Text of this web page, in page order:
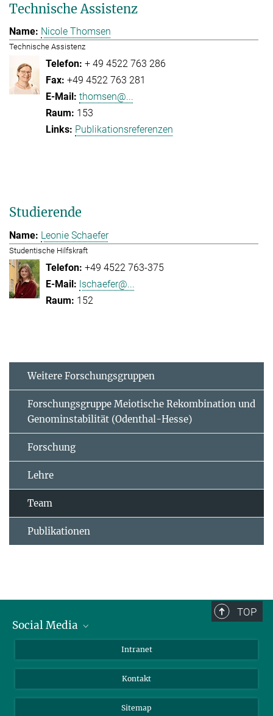
Technische Assistenz
Nicole Thomsen
Technische Assistenz
+ 49 4522 763 286
+49 4522 763 281
thomsen@...
153
Publikationsreferenzen
Studierende
Leonie Schaefer
Studentische Hilfskraft
+49 4522 763-375
lschaefer@...
152
Weitere Forschungsgruppen
Forschungsgruppe Meiotische Rekombination und
Genominstabilität (Odenthal-Hesse)
Forschung
Lehre
Team
Publikationen
TOP
Social Media
Intranet
Kontakt
Sitemap